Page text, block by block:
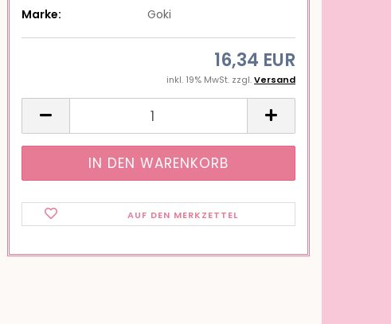
Marke:
Goki
16,34 EUR
inkl. 19% MwSt. zzgl.Versand
AUF DEN MERKZETTEL